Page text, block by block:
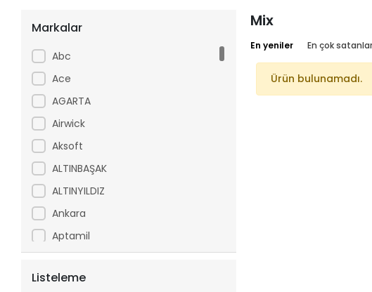
Markalar
Abc
Ace
AGARTA
Airwick
Aksoft
ALTINBAŞAK
ALTINYILDIZ
Ankara
Aptamil
Ariel
Listeleme
Mix
En yeniler En çok satanlar
Ürün bulunamadı.